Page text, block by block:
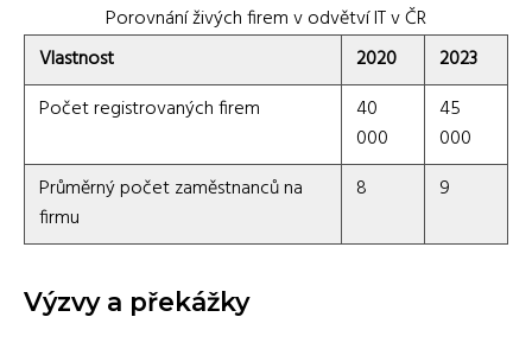
Porovnání živých firem v odvětví IT v ČR
Vlastnost
2020
2023
Počet registrovaných firem
40
000
45
000
Průměrný počet zaměstnanců na
firmu
8 9
Výzvy a překážky